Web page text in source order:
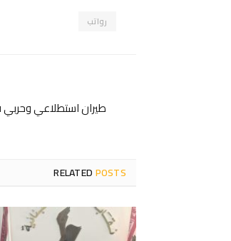
رواتب
طيران استطلاعي
RELATEDPOSTS